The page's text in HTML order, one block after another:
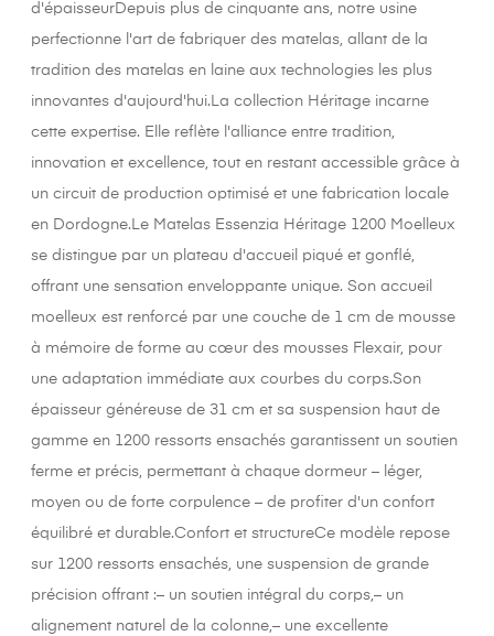
d'épaisseurDepuis plus de cinquante ans, notre usine
perfectionne l'art de fabriquer des matelas, allant de la
tradition des matelas en laine aux technologies les plus
innovantes d'aujourd'hui.La collection Héritage incarne
cette expertise. Elle reflète l'alliance entre tradition,
innovation et excellence, tout en restant accessible grâce à
un circuit de production optimisé et une fabrication locale
en Dordogne.Le Matelas Essenzia Héritage 1200 Moelleux
se distingue par un plateau d'accueil piqué et gonflé,
offrant une sensation enveloppante unique. Son accueil
moelleux est renforcé par une couche de 1 cm de mousse
à mémoire de forme au cœur des mousses Flexair, pour
une adaptation immédiate aux courbes du corps.Son
épaisseur généreuse de 31 cm et sa suspension haut de
gamme en 1200 ressorts ensachés garantissent un soutien
ferme et précis, permettant à chaque dormeur – léger,
moyen ou de forte corpulence – de profiter d'un confort
équilibré et durable.Confort et structureCe modèle repose
sur 1200 ressorts ensachés, une suspension de grande
précision offrant :– un soutien intégral du corps,– un
alignement naturel de la colonne,– une excellente